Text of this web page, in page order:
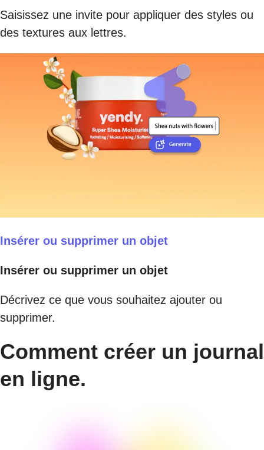
Saisissez une invite pour appliquer des styles ou
des textures aux lettres.
Insérer ou supprimer un objet
Insérer ou supprimer un objet
Décrivez ce que vous souhaitez ajouter ou
supprimer.
Comment créer un journal
en ligne.